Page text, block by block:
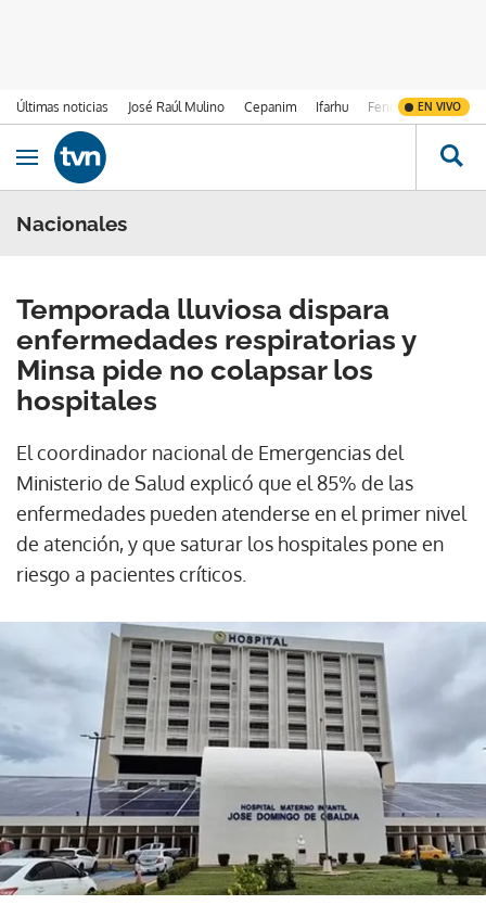
Últimas noticias José Raúl Mulino Cepanim Ifarhu Fenómeno de El
EN VIVO
Ir al contenido
Obrir navegació
Nacionales
Temporada lluviosa dispara
enfermedades respiratorias y
Minsa pide no colapsar los
hospitales
El coordinador nacional de Emergencias del
Ministerio de Salud explicó que el 85% de las
enfermedades pueden atenderse en el primer nivel
de atención, y que saturar los hospitales pone en
riesgo a pacientes críticos.